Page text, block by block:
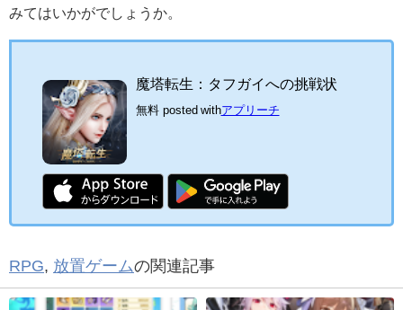
みてはいかがでしょうか。
魔塔転生：タフガイへの挑戦状
無料 posted withアプリーチ
RPG, 放置ゲームの関連記事